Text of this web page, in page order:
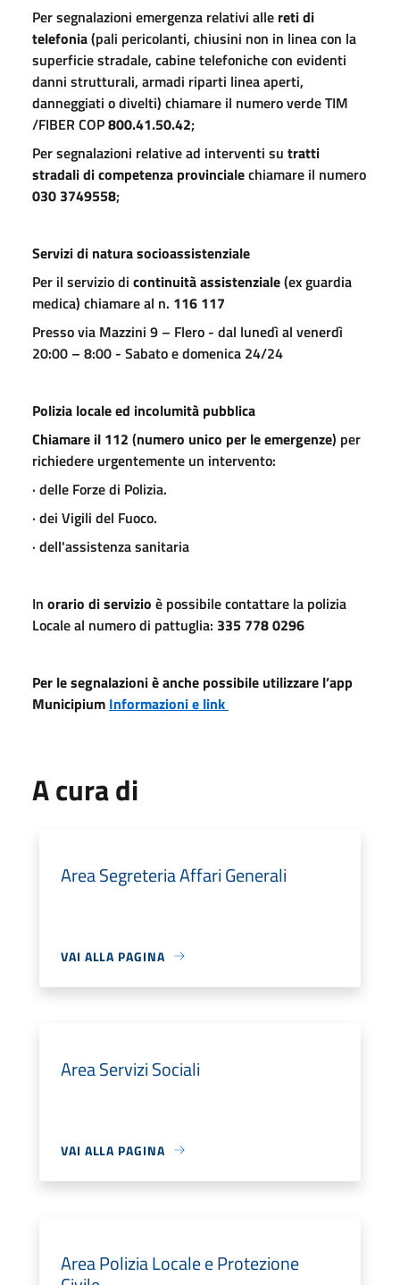
Per segnalazioni emergenza relativi alle reti di
telefonia(pali pericolanti, chiusini non in linea con la
superficie stradale, cabine telefoniche con evidenti
danni strutturali, armadi riparti linea aperti,
danneggiati o divelti) chiamare il numero verde TIM
/FIBER COP800.41.50.42;
Per segnalazioni relative ad interventi su tratti
stradali di competenza provincialechiamare il numero
030 3749558;
Servizi di natura socioassistenziale
Per il servizio di continuità assistenziale(ex guardia
medica) chiamare al n. 116 117
Presso via Mazzini 9 – Flero - dal lunedì al venerdì
20:00 – 8:00 - Sabato e domenica 24/24
Polizia locale ed incolumità pubblica
Chiamare il 112 (numero unico per le emergenze) per
richiedere urgentemente un intervento:
· delle Forze di Polizia.
· dei Vigili del Fuoco.
· dell'assistenza sanitaria
In orario di servizio è possibile contattare la polizia
Locale al numero di pattuglia: 335 778 0296
Per le segnalazioni è anche possibile utilizzare l’app
Municipium Informazioni e link
A cura di
Area Segreteria Affari Generali
VAI ALLA PAGINA
Area Servizi Sociali
VAI ALLA PAGINA
Area Polizia Locale e Protezione